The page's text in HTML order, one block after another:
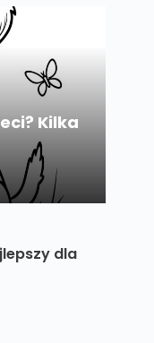
Kilka
dla